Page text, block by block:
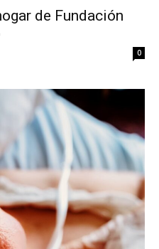
de Fundación
0